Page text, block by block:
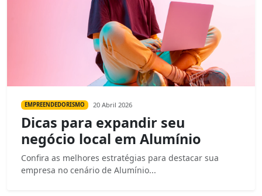
EMPREENDEDORISMO 20 Abril 2026
Dicas para expandir seu
negócio local em Alumínio
Confira as melhores estratégias para destacar sua
empresa no cenário de Alumínio...